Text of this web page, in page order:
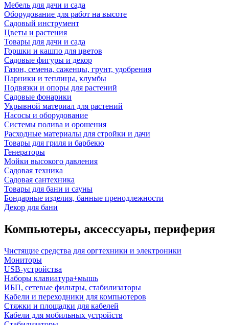
Мебель для дачи и сада
Оборудование для работ на высоте
Садовый инструмент
Цветы и растения
Товары для дачи и сада
Горшки и кашпо для цветов
Садовые фигуры и декор
Газон, семена, саженцы, грунт, удобрения
Парники и теплицы, клумбы
Подвязки и опоры для растений
Садовые фонарики
Укрывной материал для растений
Насосы и оборудование
Системы полива и орошения
Расходные материалы для стройки и дачи
Товары для гриля и барбекю
Генераторы
Мойки высокого давления
Садовая техника
Садовая сантехника
Товары для бани и сауны
Бондарные изделия, банные пренодлежности
Декор для бани
Компьютеры, аксессуары, периферия
Чистящие средства для оргтехники и электроники
Мониторы
USB-устройства
Наборы клавиатура+мышь
ИБП, сетевые фильтры, стабилизаторы
Кабели и переходники для компьютеров
Стяжки и площадки для кабелей
Кабели для мобильных устройств